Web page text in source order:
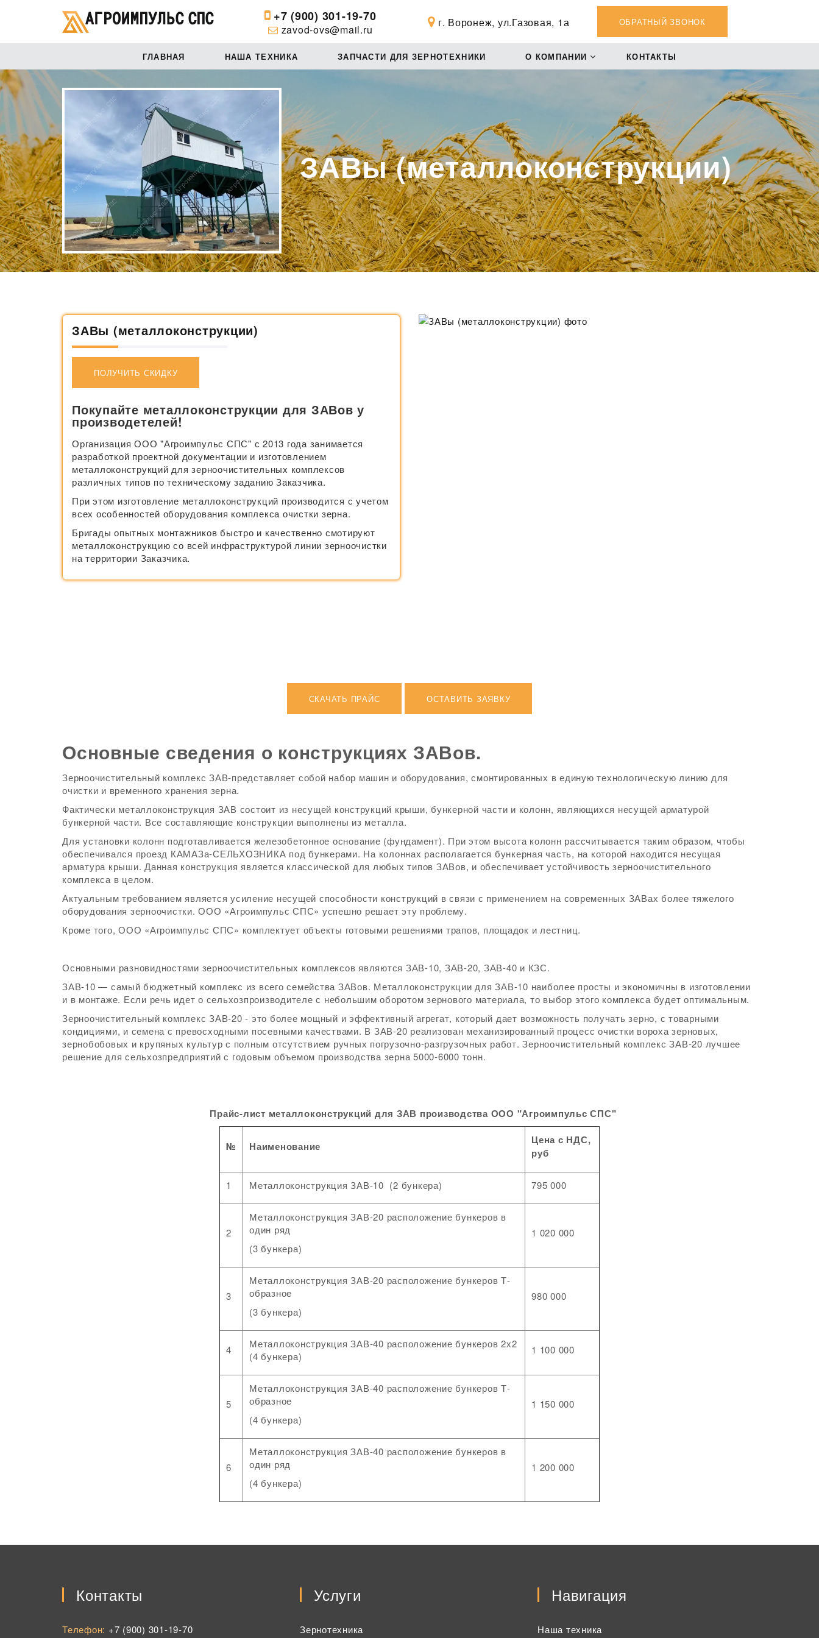
+7 (900) 301-19-70
zavod-ovs@mail.ru
г. Воронеж, ул.Газовая, 1а ОБРАТНЫЙ ЗВОНОК
ГЛАВНАЯ НАША ТЕХНИКА ЗАПЧАСТИ ДЛЯ ЗЕРНОТЕХНИКИ О КОМПАНИИ КОНТАКТЫ
ЗАВы (металлоконструкции)
ЗАВы (металлоконструкции)
ПОЛУЧИТЬ СКИДКУ
Покупайте металлоконструкции для ЗАВов у
производетелей!
Организация ООО "Агроимпульс СПС" с 2013 года занимается
разработкой проектной документации и изготовлением
металлоконструкций для зерноочистительных комплексов
различных типов по техническому заданию Заказчика.
При этом изготовление металлоконструкций производится с учетом
всех особенностей оборудования комплекса очистки зерна.
Бригады опытных монтажников быстро и качественно смотируют
металлоконструкцию со всей инфраструктурой линии зерноочистки
на территории Заказчика.
СКАЧАТЬ ПРАЙС ОСТАВИТЬ ЗАЯВКУ
Основные сведения о конструкциях ЗАВов.
Зерноочистительный комплекс ЗАВ-представляет собой набор машин и оборудования, смонтированных в единую технологическую линию для
очистки и временного хранения зерна.
Фактически металлоконструкция ЗАВ состоит из несущей конструкций крыши, бункерной части и колонн, являющихся несущей арматурой
бункерной части. Все составляющие конструкции выполнены из металла.
Для установки колонн подготавливается железобетонное основание (фундамент). При этом высота колонн рассчитывается таким образом, чтобы
обеспечивался проезд КАМАЗа-СЕЛЬХОЗНИКА под бункерами. На колоннах располагается бункерная часть, на которой находится несущая
арматура крыши. Данная конструкция является классической для любых типов ЗАВов, и обеспечивает устойчивость зерноочистительного
комплекса в целом.
Актуальным требованием является усиление несущей способности конструкций в связи с применением на современных ЗАВах более тяжелого
оборудования зерноочистки. ООО «Агроимпульс СПС» успешно решает эту проблему.
Кроме того, ООО «Агроимпульс СПС» комплектует объекты готовыми решениями трапов, площадок и лестниц.
Основными разновидностями зерноочистительных комплексов являются ЗАВ-10, ЗАВ-20, ЗАВ-40 и КЗС.
ЗАВ-10 — самый бюджетный комплекс из всего семейства ЗАВов. Металлоконструкции для ЗАВ-10 наиболее просты и экономичны в изготовлении
и в монтаже. Если речь идет о сельхозпроизводителе с небольшим оборотом зернового материала, то выбор этого комплекса будет оптимальным.
Зерноочистительный комплекс ЗАВ-20 - это более мощный и эффективный агрегат, который дает возможность получать зерно, с товарными
кондициями, и семена с превосходными посевными качествами. В ЗАВ-20 реализован механизированный процесс очистки вороха зерновых,
зернобобовых и крупяных культур с полным отсутствием ручных погрузочно-разгрузочных работ. Зерноочистительный комплекс ЗАВ-20 лучшее
решение для сельхозпредприятий с годовым объемом производства зерна 5000-6000 тонн.
Прайс-лист металлоконструкций для ЗАВ производства ООО "Агроимпульс СПС"
№ Наименование
Цена с НДС,
руб
1 Металлоконструкция ЗАВ-10 (2 бункера) 795 000
2
Металлоконструкция ЗАВ-20 расположение бункеров в
один ряд
(3 бункера)
1 020 000
3
Металлоконструкция ЗАВ-20 расположение бункеров Т-
образное
(3 бункера)
980 000
4
Металлоконструкция ЗАВ-40 расположение бункеров 2х2
(4 бункера)
1 100 000
5
Металлоконструкция ЗАВ-40 расположение бункеров Т-
образное
(4 бункера)
1 150 000
6
Металлоконструкция ЗАВ-40 расположение бункеров в
один ряд
(4 бункера)
1 200 000
Контакты
Телефон: +7 (900) 301-19-70
Услуги
Зернотехника
Навигация
Наша техника